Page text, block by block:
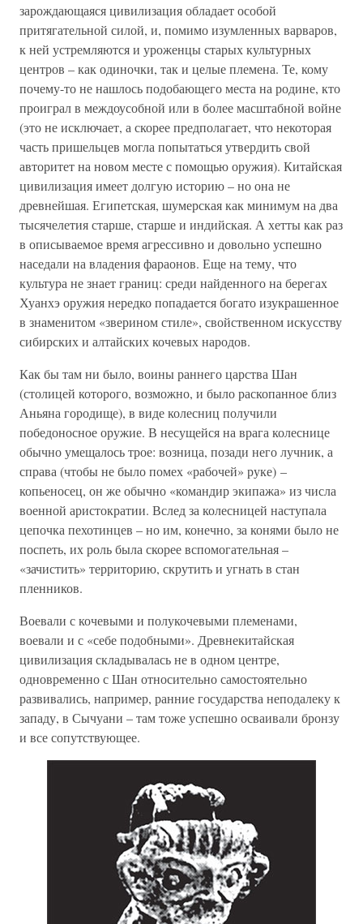
зарождающаяся цивилизация обладает особой
притягательной силой, и, помимо изумленных варваров,
к ней устремляются и уроженцы старых культурных
центров – как одиночки, так и целые племена. Те, кому
почему-то не нашлось подобающего места на родине, кто
проиграл в междоусобной или в более масштабной войне
(это не исключает, а скорее предполагает, что некоторая
часть пришельцев могла попытаться утвердить свой
авторитет на новом месте с помощью оружия). Китайская
цивилизация имеет долгую историю – но она не
древнейшая. Египетская, шумерская как минимум на два
тысячелетия старше, старше и индийская. А хетты как раз
в описываемое время агрессивно и довольно успешно
наседали на владения фараонов. Еще на тему, что
культура не знает границ: среди найденного на берегах
Хуанхэ оружия нередко попадается богато изукрашенное
в знаменитом «зверином стиле», свойственном искусству
сибирских и алтайских кочевых народов.
Как бы там ни было, воины раннего царства Шан
(столицей которого, возможно, и было раскопанное близ
Аньяна городище), в виде колесниц получили
победоносное оружие. В несущейся на врага колеснице
обычно умещалось трое: возница, позади него лучник, а
справа (чтобы не было помех «рабочей» руке) –
копьеносец, он же обычно «командир экипажа» из числа
военной аристократии. Вслед за колесницей наступала
цепочка пехотинцев – но им, конечно, за конями было не
поспеть, их роль была скорее вспомогательная –
«зачистить» территорию, скрутить и угнать в стан
пленников.
Воевали с кочевыми и полукочевыми племенами,
воевали и с «себе подобными». Древнекитайская
цивилизация складывалась не в одном центре,
одновременно с Шан относительно самостоятельно
развивались, например, ранние государства неподалеку к
западу, в Сычуани – там тоже успешно осваивали бронзу
и все сопутствующее.